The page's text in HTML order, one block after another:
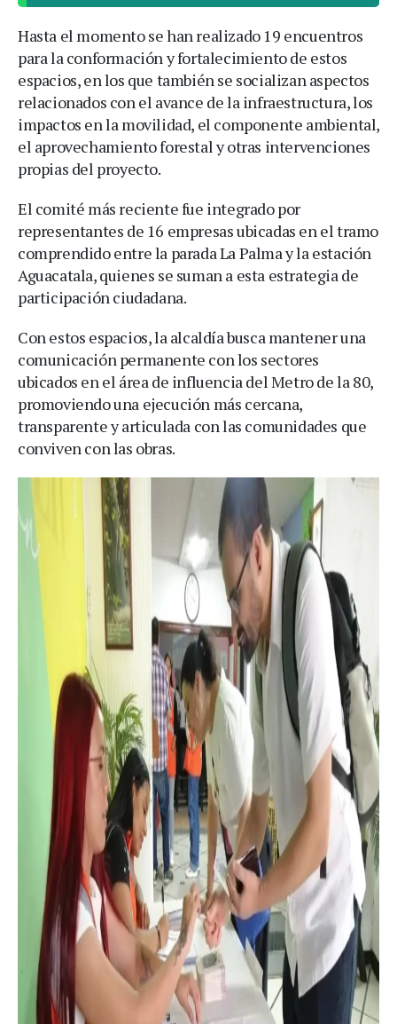
Hasta el momento se han realizado 19 encuentros
para la conformación y fortalecimiento de estos
espacios, en los que también se socializan aspectos
relacionados con el avance de la infraestructura, los
impactos en la movilidad, el componente ambiental,
el aprovechamiento forestal y otras intervenciones
propias del proyecto.
El comité más reciente fue integrado por
representantes de 16 empresas ubicadas en el tramo
comprendido entre la parada La Palma y la estación
Aguacatala, quienes se suman a esta estrategia de
participación ciudadana.
Con estos espacios, la alcaldía busca mantener una
comunicación permanente con los sectores
ubicados en el área de influencia del Metro de la 80,
promoviendo una ejecución más cercana,
transparente y articulada con las comunidades que
conviven con las obras.